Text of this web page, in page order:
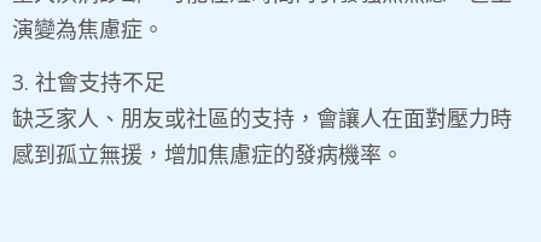
演變為焦慮症。
3. 社會支持不足
​缺乏家人、朋友或社區的支持，會讓人在面對壓力時
感到孤立無援，增加焦慮症的發病機率。